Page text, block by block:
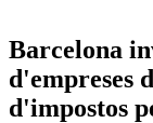
Barcelona
d'empreses
d'impostos